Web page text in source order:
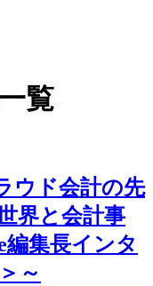
覧
ウド会計の先
界と会計事
集長インタ
～